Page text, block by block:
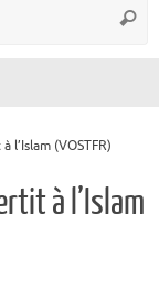
l’Islam (VOSTFR)
à l’Islam